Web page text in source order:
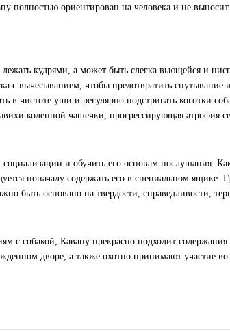
полностью ориентирован на человека и не
кудрями, а может быть слегка вьющейся и
с вычесыванием, чтобы предотвратить спутывание
в чистоте уши и регулярно подстригать коготки
коленной чашечки, прогрессирующая атрофия
и обучить его основам послушания.
поначалу содержать его в специальном
быть основано на твердости, справедливости,
с собакой, Кавапу прекрасно подходит
дворе, а также охотно принимают участие